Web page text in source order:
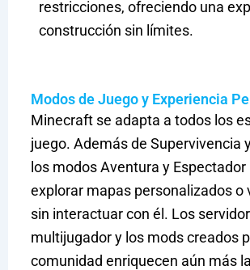
restricciones, ofreciendo una
construcción sin límites.
Modos de Juego y Experiencia
Minecraft se adapta a todos los
juego. Además de Supervivencia
los modos Aventura y
explorar mapas personalizados o
sin interactuar con él. Los
multijugador y los mods creados
comunidad enriquecen aún más la